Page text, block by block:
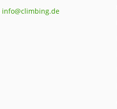
info@climbing.de